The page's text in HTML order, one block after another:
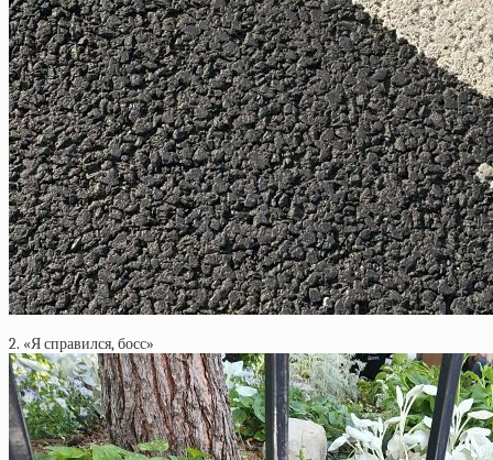
2. «Я справился, босс»